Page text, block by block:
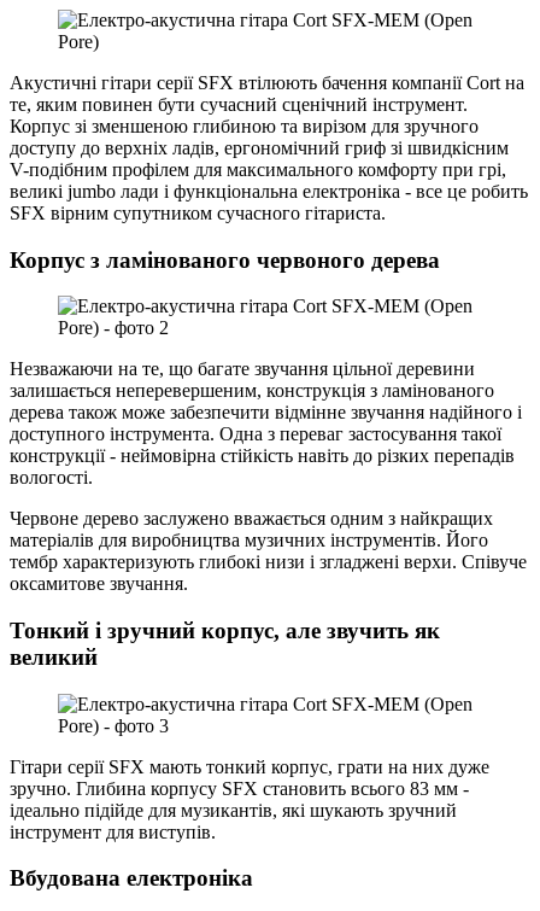
Акустичні гітари серії SFX втілюють бачення компанії Cort на
те, яким повинен бути сучасний сценічний інструмент.
Корпус зі зменшеною глибиною та вирізом для зручного
доступу до верхніх ладів, ергономічний гриф зі швидкісним
V-подібним профілем для максимального комфорту при грі,
великі jumbo лади і функціональна електроніка - все це робить
SFX вірним супутником сучасного гітариста.
Корпус з ламінованого червоного дерева
Незважаючи на те, що багате звучання цільної деревини
залишається неперевершеним, конструкція з ламінованого
дерева також може забезпечити відмінне звучання надійного і
доступного інструмента. Одна з переваг застосування такої
конструкції - неймовірна стійкість навіть до різких перепадів
вологості.
Червоне дерево заслужено вважається одним з найкращих
матеріалів для виробництва музичних інструментів. Його
тембр характеризують глибокі низи і згладжені верхи. Співуче
оксамитове звучання.
Тонкий і зручний корпус, але звучить як
великий
Гітари серії SFX мають тонкий корпус, грати на них дуже
зручно. Глибина корпусу SFX становить всього 83 мм -
ідеально підійде для музикантів, які шукають зручний
інструмент для виступів.
Вбудована електроніка